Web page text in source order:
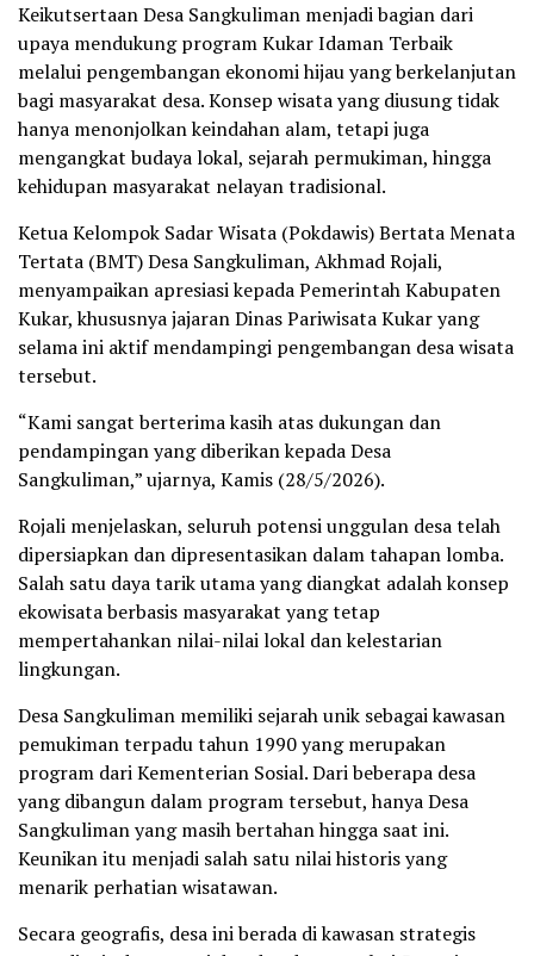
Keikutsertaan Desa Sangkuliman menjadi bagian dari
upaya mendukung program Kukar Idaman Terbaik
melalui pengembangan ekonomi hijau yang berkelanjutan
bagi masyarakat desa. Konsep wisata yang diusung tidak
hanya menonjolkan keindahan alam, tetapi juga
mengangkat budaya lokal, sejarah permukiman, hingga
kehidupan masyarakat nelayan tradisional.
Ketua Kelompok Sadar Wisata (Pokdawis) Bertata Menata
Tertata (BMT) Desa Sangkuliman, Akhmad Rojali,
menyampaikan apresiasi kepada Pemerintah Kabupaten
Kukar, khususnya jajaran Dinas Pariwisata Kukar yang
selama ini aktif mendampingi pengembangan desa wisata
tersebut.
“Kami sangat berterima kasih atas dukungan dan
pendampingan yang diberikan kepada Desa
Sangkuliman,” ujarnya, Kamis (28/5/2026).
Rojali menjelaskan, seluruh potensi unggulan desa telah
dipersiapkan dan dipresentasikan dalam tahapan lomba.
Salah satu daya tarik utama yang diangkat adalah konsep
ekowisata berbasis masyarakat yang tetap
mempertahankan nilai-nilai lokal dan kelestarian
lingkungan.
Desa Sangkuliman memiliki sejarah unik sebagai kawasan
pemukiman terpadu tahun 1990 yang merupakan
program dari Kementerian Sosial. Dari beberapa desa
yang dibangun dalam program tersebut, hanya Desa
Sangkuliman yang masih bertahan hingga saat ini.
Keunikan itu menjadi salah satu nilai historis yang
menarik perhatian wisatawan.
Secara geografis, desa ini berada di kawasan strategis